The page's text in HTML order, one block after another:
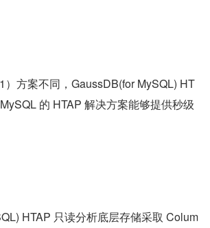
）方案不同，GaussDB(for MySQL) HT
的 HTAP 解决方案能够提供秒级
HTAP 只读分析底层存储采取 Colum